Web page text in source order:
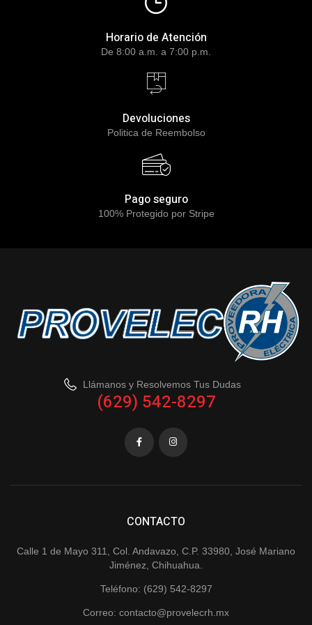
Horario de Atención
De 8:00 a.m. a 7:00 p.m.
Devoluciones
Politica de Reembolso
Pago seguro
100% Protegido por Stripe
Llámanos y Resolvemos Tus Dudas
(629) 542-8297
CONTACTO
Calle 1 de Mayo 311, Col. Andavazo, C.P. 33980, José Mariano
Jiménez, Chihuahua.
Teléfono: (629) 542-8297
Correo: contacto@provelecrh.mx